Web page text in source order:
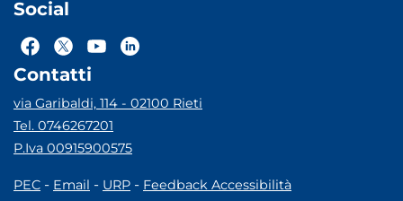
Social
Contatti
via Garibaldi, 114 - 02100 Rieti
Tel. 0746267201
P.Iva 00915900575
PEC - Email - URP - Feedback Accessibilità